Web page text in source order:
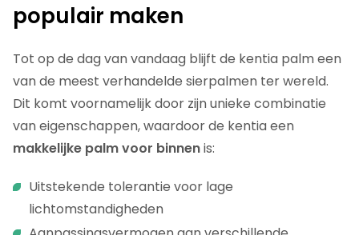
populair maken
Tot op de dag van vandaag blijft de kentia palm een
van de meest verhandelde sierpalmen ter wereld.
Dit komt voornamelijk door zijn unieke combinatie
van eigenschappen, waardoor de kentia een
makkelijke palm voor binnenis:
Uitstekende tolerantie voor lage
lichtomstandigheden